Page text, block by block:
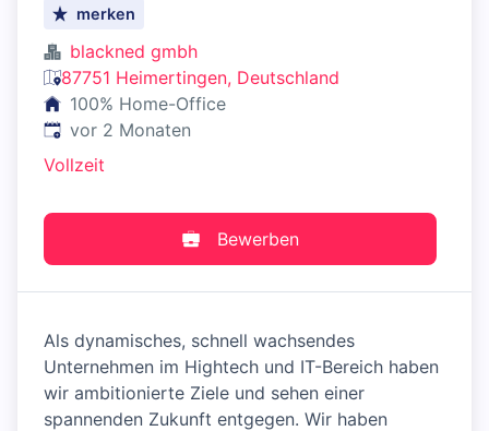
merken
blackned gmbh
87751 Heimertingen, Deutschland
100% Home-Office
Veröffentlicht:
vor 2 Monaten
Vollzeit
Bewerben
Als dynamisches, schnell wachsendes
Unternehmen im Hightech und IT-Bereich haben
wir ambitionierte Ziele und sehen einer
spannenden Zukunft entgegen. Wir haben